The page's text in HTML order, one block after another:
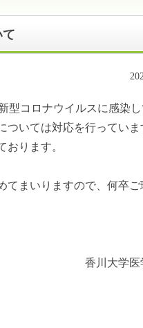
型コロナウイルスに感染
いては対応を行っていま
ります。
まいりますので、何卒ご
月
属病院